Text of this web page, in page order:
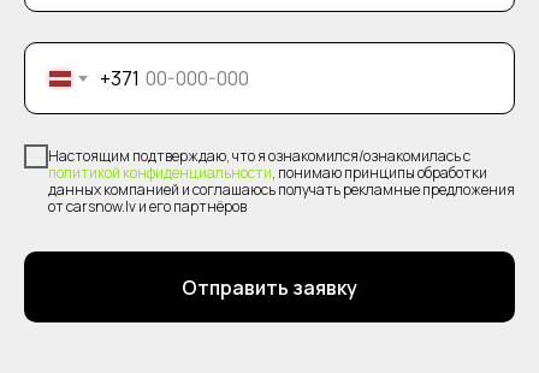
+371
Настоящим подтверждаю, что я ознакомился/ознакомилась с
политикой конфиденциальности, понимаю принципы обработки
данных компанией и соглашаюсь получать рекламные предложения
от carsnow.lv и его партнёров
Отправить заявку